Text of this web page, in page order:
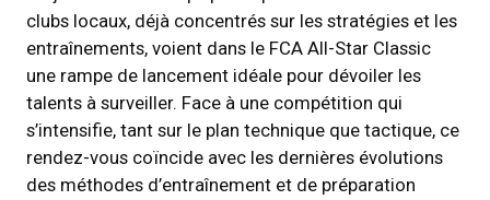
clubs locaux, déjà concentrés sur les stratégies et les
entraînements, voient dans le FCA All-Star Classic
une rampe de lancement idéale pour dévoiler les
talents à surveiller. Face à une compétition qui
s’intensifie, tant sur le plan technique que tactique, ce
rendez-vous coïncide avec les dernières évolutions
des méthodes d’entraînement et de préparation